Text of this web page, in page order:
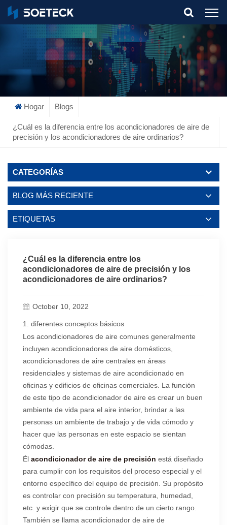
What Are You Looking For?
Hogar Blogs
¿Cuál es la diferencia entre los acondicionadores de aire de
precisión y los acondicionadores de aire ordinarios?
CATEGORÍAS
BLOG MÁS RECIENTE
ETIQUETAS
¿Cuál es la diferencia entre los
acondicionadores de aire de precisión y los
acondicionadores de aire ordinarios?
October 10, 2022
1. diferentes conceptos básicos
Los acondicionadores de aire comunes generalmente
incluyen acondicionadores de aire domésticos,
acondicionadores de aire centrales en áreas
residenciales y sistemas de aire acondicionado en
oficinas y edificios de oficinas comerciales. La función
de este tipo de acondicionador de aire es crear un buen
ambiente de vida para el aire interior, brindar a las
personas un ambiente de trabajo y de vida cómodo y
hacer que las personas en este espacio se sientan
cómodas.
Él acondicionador de aire de precisión está diseñado
para cumplir con los requisitos del proceso especial y el
entorno específico del equipo de precisión. Su propósito
es controlar con precisión su temperatura, humedad,
etc. y exigir que se controle dentro de un cierto rango.
También se llama acondicionador de aire de